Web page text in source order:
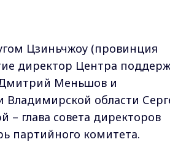
Цзиньчжоу (провинция
директор Центра
Дмитрий Меньшов и
области
– глава совета директоров
партийного комитета.